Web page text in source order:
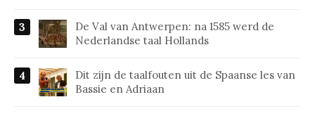
De Val van Antwerpen: na 1585 werd de
Nederlandse taal Hollands
Dit zijn de taalfouten uit de Spaanse les van
Bassie en Adriaan